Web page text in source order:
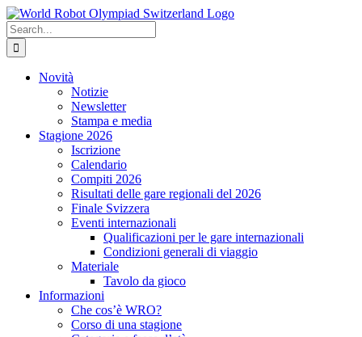
Skip
to
content
Search
for:
Novità
Notizie
Newsletter
Stampa e media
Stagione 2026
Iscrizione
Calendario
Compiti 2026
Risultati delle gare regionali del 2026
Finale Svizzera
Eventi internazionali
Qualificazioni per le gare internazionali
Condizioni generali di viaggio
Materiale
Tavolo da gioco
Informazioni
Che cos’è WRO?
Corso di una stagione